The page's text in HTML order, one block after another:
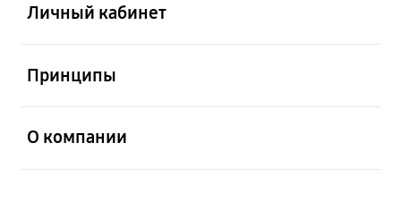
Личный кабинет
Принципы
О компании